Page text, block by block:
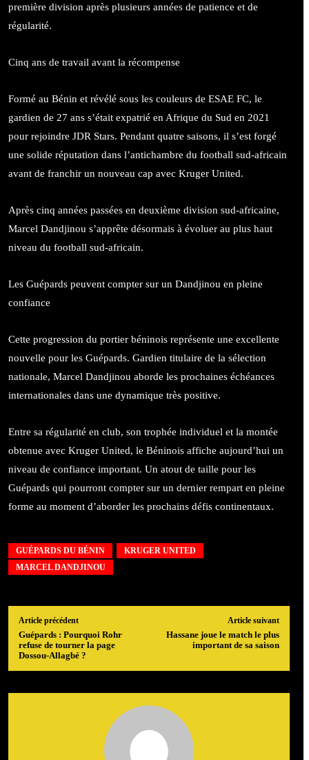
première division après plusieurs années de patience et de
régularité.
Cinq ans de travail avant la récompense
Formé au Bénin et révélé sous les couleurs de ESAE FC, le
gardien de 27 ans s’était expatrié en Afrique du Sud en 2021
pour rejoindre JDR Stars. Pendant quatre saisons, il s’est forgé
une solide réputation dans l’antichambre du football sud-africain
avant de franchir un nouveau cap avec Kruger United.
Après cinq années passées en deuxième division sud-africaine,
Marcel Dandjinou s’apprête désormais à évoluer au plus haut
niveau du football sud-africain.
Les Guépards peuvent compter sur un Dandjinou en pleine
confiance
Cette progression du portier béninois représente une excellente
nouvelle pour les Guépards. Gardien titulaire de la sélection
nationale, Marcel Dandjinou aborde les prochaines échéances
internationales dans une dynamique très positive.
Entre sa régularité en club, son trophée individuel et la montée
obtenue avec Kruger United, le Béninois affiche aujourd’hui un
niveau de confiance important. Un atout de taille pour les
Guépards qui pourront compter sur un dernier rempart en pleine
forme au moment d’aborder les prochains défis continentaux.
GUÉPARDS DU BÉNIN
KRUGER UNITED
MARCEL DANDJINOU
Article précédent
Guépards : Pourquoi Rohr
refuse de tourner la page
Dossou-Allagbé ?
Article suivant
Hassane joue le match le plus
important de sa saison